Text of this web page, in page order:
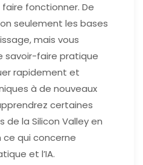
fonctionner. De
seulement les bases
mais vous
savoir-faire pratique
rapidement et
à de nouveaux
certaines
de la Silicon Valley en
ce qui concerne
et l’IA.